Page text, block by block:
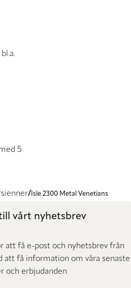
5
Isle 2300 Metal Venetians
vårt nyhetsbrev
att få e-post och nyhetsbrev från
att få information om våra senaste
och erbjudanden